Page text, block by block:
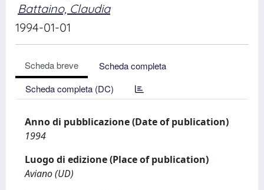
Battaino, Claudia
1994-01-01
Scheda breve
Scheda completa
Scheda completa (DC)
Anno di pubblicazione (Date of publication)
1994
Luogo di edizione (Place of publication)
Aviano (UD)